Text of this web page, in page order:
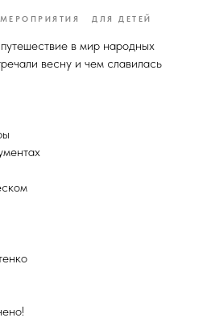
ДЛЯ ДЕТЕЙ
в мир народных
весну и чем славилась